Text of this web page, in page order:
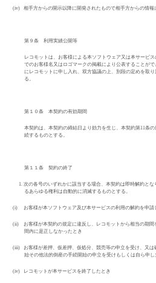
(iv) 相手方からの開示以降に開発されたもので相手方からの情報
第９条 利用実績公開等
レコモットは、お客様による本ソフトウェア又は本サービ
でのお客様名又はロゴマークの掲載により公表することが
にレコモットに申し入れ、双方協議の上、別段の定めを取
る。
第１０条 本契約の有効期間
本契約は、本契約の締結日より効力を生じ、本契約第11条の
続するものとする。
第１１条 契約の終了
1. 次の各号のいずれかに該当する場合、本契約は即時解約と
るあらゆる権利は自動的に消滅するものとする。
(i) お客様が本ソフトウェア及び本サービスの利用の解約を申
(ii)
お客様が本契約の規定に違反し、レコモットから相当の期
間内に是正しなかったとき
(iii)
お客様が差押、仮差押、仮処分、競売等の申立を受け、又
始その他法的倒産の手続開始の申立を受けもしくは自ら申し
(iv) レコモットが本サービスを終了したとき